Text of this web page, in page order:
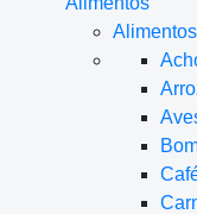
Alimentos